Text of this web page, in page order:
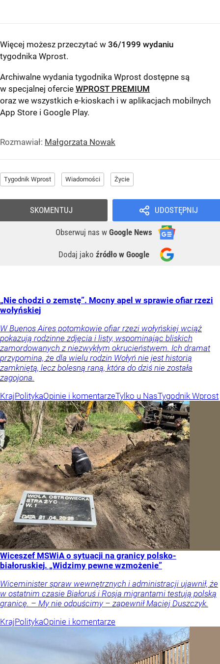
Więcej możesz przeczytać w 36/1999 wydaniu
tygodnika Wprost.
Archiwalne wydania tygodnika Wprost dostępne są
w specjalnej ofercie WPROST PREMIUM
oraz we wszystkich e-kioskach i w aplikacjach mobilnych
App Store i Google Play.
Rozmawiał: Małgorzata Nowak
Tygodnik Wprost Wiadomości Życie
UDOSTĘPNIJ
Obserwuj nas w Google News
Dodaj jako źródło w Google
SKOMENTUJ
„Nie chodzi o zemstę”. Mocny apel w sprawie ofiar rzezi
wołyńskiej
W Buenos Aires potomkowie ofiar rzezi wołyńskiej wciąż
pokazują rodzinne zdjęcia i listy, wspominając bliskich
zamordowanych z niezwykłym okrucieństwem. Ich dramat
przypomina, że dla wielu rodzin Wołyń nie jest historią
zamkniętą, lecz bolesną raną, która do dziś nie została
zagojona.
KrajPolitykaOpinie i komentarzeTylko u NasTygodnik Wprost
Wiceszef MSWiA o sytuacji na granicy polsko-
białoruskiej. „Widzimy pewne wzmożenie”
Wiceminister spraw wewnętrznych i administracji ujawnił, że
w ostatnim czasie Białoruś i Rosja migrantami testują polską
granicę. – My nie odpuścimy – zapewnił Maciej Duszczyk.
KrajPolitykaOpinie i komentarze